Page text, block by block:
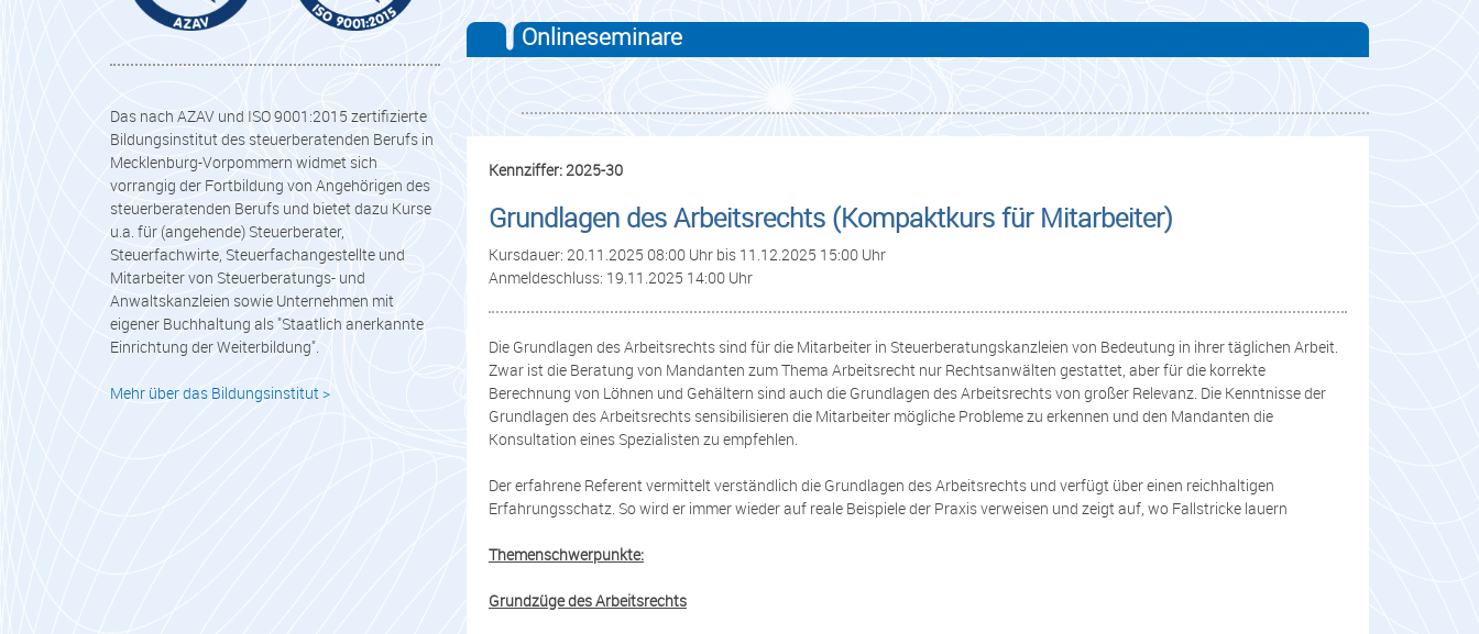
Onlineseminare
Kennziffer: 2025-30
Grundlagen des Arbeitsrechts (Kompaktkurs für Mitarbeiter)
Kursdauer: 20.11.2025 08:00 Uhr bis 11.12.2025 15:00 Uhr
Anmeldeschluss: 19.11.2025 14:00 Uhr
Die Grundlagen des Arbeitsrechts sind für die Mitarbeiter in Steuerberatungskanzleien von Bedeutung in ihrer täglichen Arbeit.
Zwar ist die Beratung von Mandanten zum Thema Arbeitsrecht nur Rechtsanwälten gestattet, aber für die korrekte
Berechnung von Löhnen und Gehältern sind auch die Grundlagen des Arbeitsrechts von großer Relevanz. Die Kenntnisse der
Grundlagen des Arbeitsrechts sensibilisieren die Mitarbeiter mögliche Probleme zu erkennen und den Mandanten die
Konsultation eines Spezialisten zu empfehlen.
Der erfahrene Referent vermittelt verständlich die Grundlagen des Arbeitsrechts und verfügt über einen reichhaltigen
Erfahrungsschatz. So wird er immer wieder auf reale Beispiele der Praxis verweisen und zeigt auf, wo Fallstricke lauern
Themenschwerpunkte:
Grundzüge des Arbeitsrechts
Das nach AZAV und ISO 9001:2015 zertifizierte
Bildungsinstitut des steuerberatenden Berufs in
Mecklenburg-Vorpommern widmet sich
vorrangig der Fortbildung von Angehörigen des
steuerberatenden Berufs und bietet dazu Kurse
u.a. für (angehende) Steuerberater,
Steuerfachwirte, Steuerfachangestellte und
Mitarbeiter von Steuerberatungs- und
Anwaltskanzleien sowie Unternehmen mit
eigener Buchhaltung als "Staatlich anerkannte
Einrichtung der Weiterbildung".
Mehr über das Bildungsinstitut >